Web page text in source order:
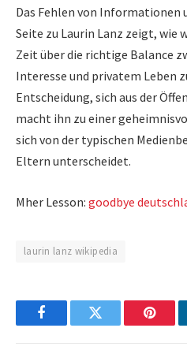
Das Fehlen von Informationen
Seite zu Laurin Lanz zeigt, wie
Zeit über die richtige Balance
Interesse und privatem Leben
Entscheidung, sich aus der
macht ihn zu einer
sich von der typischen
Eltern unterscheidet.
Mher Lesson: goodbye
laurin lanz wikipedia
FacebookTwitter